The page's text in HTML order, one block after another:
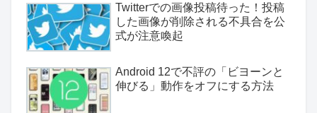
Twitterでの画像投稿待った！投稿
した画像が削除される不具合を公
式が注意喚起
Android 12で不評の「ビヨーンと
伸びる」動作をオフにする方法